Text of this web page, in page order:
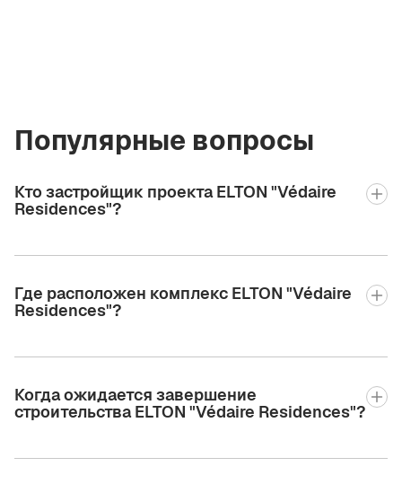
Популярные вопросы
Кто застройщик проекта ELTON "Védaire
Residences"?
Где расположен комплекс ELTON "Védaire
Residences"?
Когда ожидается завершение
строительства ELTON "Védaire Residences"?